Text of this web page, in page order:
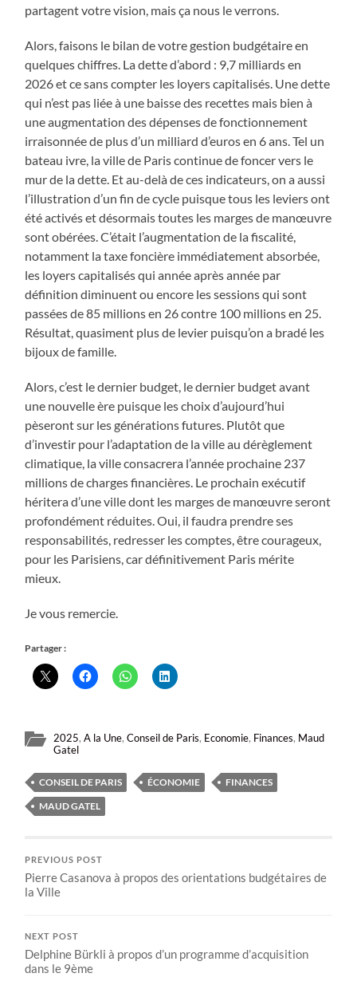
partagent votre vision, mais ça nous le verrons.
Alors, faisons le bilan de votre gestion budgétaire en
quelques chiffres. La dette d’abord : 9,7 milliards en
2026 et ce sans compter les loyers capitalisés. Une dette
qui n’est pas liée à une baisse des recettes mais bien à
une augmentation des dépenses de fonctionnement
irraisonnée de plus d’un milliard d’euros en 6 ans. Tel un
bateau ivre, la ville de Paris continue de foncer vers le
mur de la dette. Et au-delà de ces indicateurs, on a aussi
l’illustration d’un fin de cycle puisque tous les leviers ont
été activés et désormais toutes les marges de manœuvre
sont obérées. C’était l’augmentation de la fiscalité,
notamment la taxe foncière immédiatement absorbée,
les loyers capitalisés qui année après année par
définition diminuent ou encore les sessions qui sont
passées de 85 millions en 26 contre 100 millions en 25.
Résultat, quasiment plus de levier puisqu’on a bradé les
bijoux de famille.
Alors, c’est le dernier budget, le dernier budget avant
une nouvelle ère puisque les choix d’aujourd’hui
pèseront sur les générations futures. Plutôt que
d’investir pour l’adaptation de la ville au dérèglement
climatique, la ville consacrera l’année prochaine 237
millions de charges financières. Le prochain exécutif
héritera d’une ville dont les marges de manœuvre seront
profondément réduites. Oui, il faudra prendre ses
responsabilités, redresser les comptes, être courageux,
pour les Parisiens, car définitivement Paris mérite
mieux.
Je vous remercie.
Partager :
2025,A la Une,Conseil de Paris, Economie, Finances, Maud
Gatel
CONSEIL DE PARIS ÉCONOMIE
FINANCES
MAUD GATEL
PREVIOUS POST
Pierre Casanova à propos des orientations budgétaires de
la Ville
NEXT POST
Delphine Bürkli à propos d’un programme d’acquisition
dans le 9ème